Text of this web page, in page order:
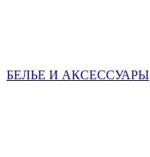
БЕЛЬЕ И АКСЕССУАРЫ